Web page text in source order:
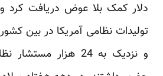
دلار کمک بلا عوض دریافت کرد
تولیدات نظامی آمریکا در بین
و نزدیک به 24 هزار